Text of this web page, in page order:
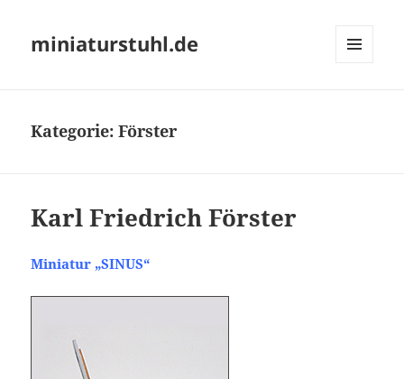
miniaturstuhl.de
Kategorie:Förster
Karl Friedrich Förster
Miniatur „SINUS“